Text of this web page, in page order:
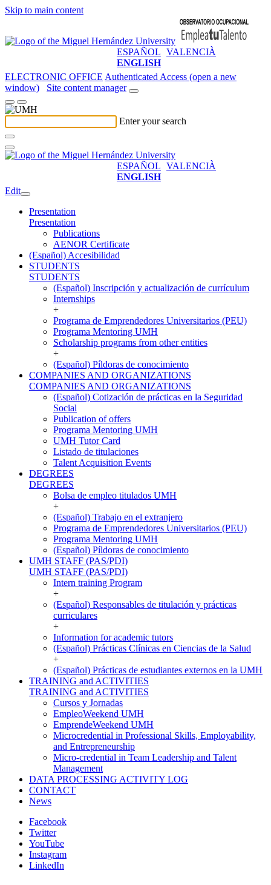
Skip to main content
ESPAÑOL VALENCIÀ
ENGLISH
ELECTRONIC OFFICE Authenticated Access (open a new
window)
Site content manager
Enter your search
ESPAÑOL VALENCIÀ
ENGLISH
Edit
Presentation
Presentation
Publications
AENOR Certificate
(Español) Accesibilidad
STUDENTS
STUDENTS
(Español) Inscripción y actualización de currículum
Internships
+
Programa de Emprendedores Universitarios (PEU)
Programa Mentoring UMH
Scholarship programs from other entities
+
(Español) Píldoras de conocimiento
COMPANIES AND ORGANIZATIONS
COMPANIES AND ORGANIZATIONS
(Español) Cotización de prácticas en la Seguridad
Social
Publication of offers
Programa Mentoring UMH
UMH Tutor Card
Listado de titulaciones
Talent Acquisition Events
DEGREES
DEGREES
Bolsa de empleo titulados UMH
+
(Español) Trabajo en el extranjero
Programa de Emprendedores Universitarios (PEU)
Programa Mentoring UMH
(Español) Píldoras de conocimiento
UMH STAFF (PAS/PDI)
UMH STAFF (PAS/PDI)
Intern training Program
+
(Español) Responsables de titulación y prácticas
curriculares
+
Information for academic tutors
(Español) Prácticas Clínicas en Ciencias de la Salud
+
(Español) Prácticas de estudiantes externos en la UMH
TRAINING and ACTIVITIES
TRAINING and ACTIVITIES
Cursos y Jornadas
EmpleoWeekend UMH
EmprendeWeekend UMH
Microcredential in Professional Skills, Employability,
and Entrepreneurship
Micro-credential in Team Leadership and Talent
Management
DATA PROCESSING ACTIVITY LOG
CONTACT
News
Facebook
Twitter
YouTube
Instagram
LinkedIn